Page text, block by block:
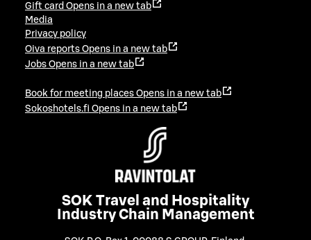
Gift card Opens in a new tab
Media
Privacy policy
Oiva reports Opens in a new tab
Jobs Opens in a new tab
Book for meeting places Opens in a new tab
Sokoshotels.fi Opens in a new tab
SOK Travel and Hospitality
Industry Chain Management